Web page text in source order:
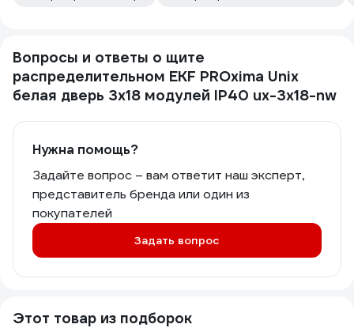
Вопросы и ответы о щите
распределительном EKF PROxima Unix
белая дверь 3x18 модулей IP40 ux-3x18-nw
Нужна помощь?
Задайте вопрос – вам ответит наш эксперт,
представитель бренда или один из
покупателей
Задать вопрос
Этот товар из подборок